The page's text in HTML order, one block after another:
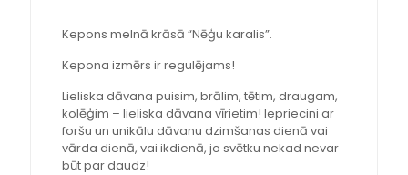
Kepons melnā krāsā “Nēģu karalis”.
Kepona izmērs ir regulējams!
Lieliska dāvana puisim, brālim, tētim, draugam,
kolēģim – lieliska dāvana vīrietim! Iepriecini ar
foršu un unikālu dāvanu dzimšanas dienā vai
vārda dienā, vai ikdienā, jo svētku nekad nevar
būt par daudz!